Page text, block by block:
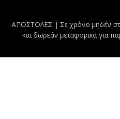
ΑΠΟΣΤΟΛΕΣ | Σε χρόνο μηδέν
και δωρεάν μεταφορικά για